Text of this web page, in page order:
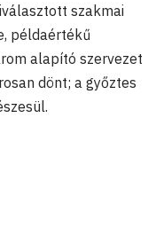
szakmai
példaértékű
alapító szervezet
dönt; a győztes